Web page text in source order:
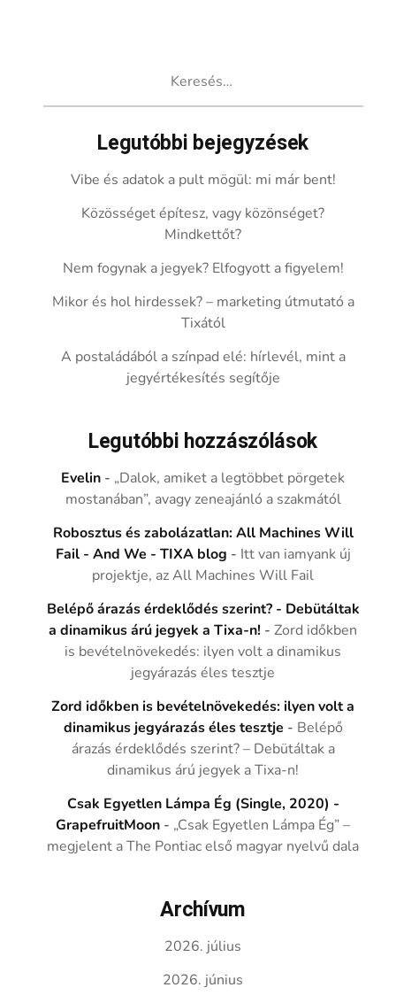
Legutóbbi bejegyzések
Vibe és adatok a pult mögül: mi már bent!
Közösséget építesz, vagy közönséget?
Mindkettőt?
Nem fogynak a jegyek? Elfogyott a figyelem!
Mikor és hol hirdessek? – marketing útmutató a
Tixától
A postaládából a színpad elé: hírlevél, mint a
jegyértékesítés segítője
Legutóbbi hozzászólások
Evelin - „Dalok, amiket a legtöbbet pörgetek
mostanában”, avagy zeneajánló a szakmától
Robosztus és zabolázatlan: All Machines Will
Fail - And We - TIXA blog - Itt van iamyank új
projektje, az All Machines Will Fail
Belépő árazás érdeklődés szerint? - Debütáltak
a dinamikus árú jegyek a Tixa-n! -Zord időkben
is bevételnövekedés: ilyen volt a dinamikus
jegyárazás éles tesztje
Zord időkben is bevételnövekedés: ilyen volt a
dinamikus jegyárazás éles tesztje - Belépő
árazás érdeklődés szerint? – Debütáltak a
dinamikus árú jegyek a Tixa-n!
Csak Egyetlen Lámpa Ég (Single, 2020) -
GrapefruitMoon - „Csak Egyetlen Lámpa Ég” –
megjelent a The Pontiac első magyar nyelvű dala
Archívum
2026. július
2026. június